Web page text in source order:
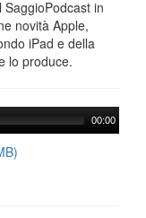
in
novità Apple,
iPad e della
lo produce.
00:00